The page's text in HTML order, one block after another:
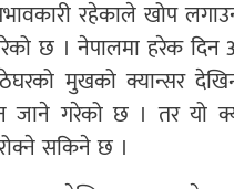
रहेकाले खोप
छ । नेपालमा हरेक
मुखको क्यान्सर
जाने गरेको छ । तर यो
सकिने छ ।